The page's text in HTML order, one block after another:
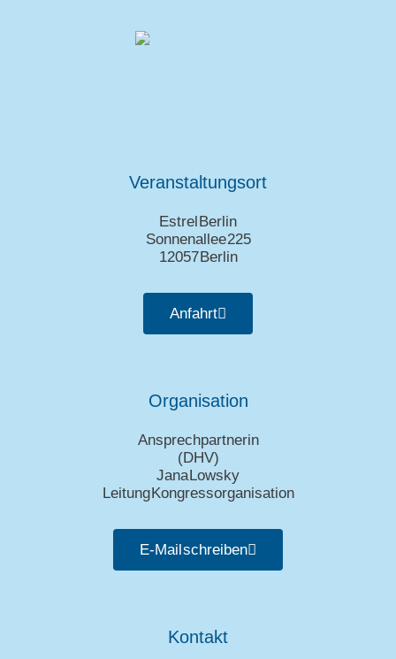
Veranstaltungsort
Estrel Berlin
Sonnenallee 225
12057 Berlin
Anfahrt
Organisation
Ansprechpartnerin
(DHV)
Jana Lowsky
Leitung Kongressorganisation
E-Mail schreiben
Kontakt